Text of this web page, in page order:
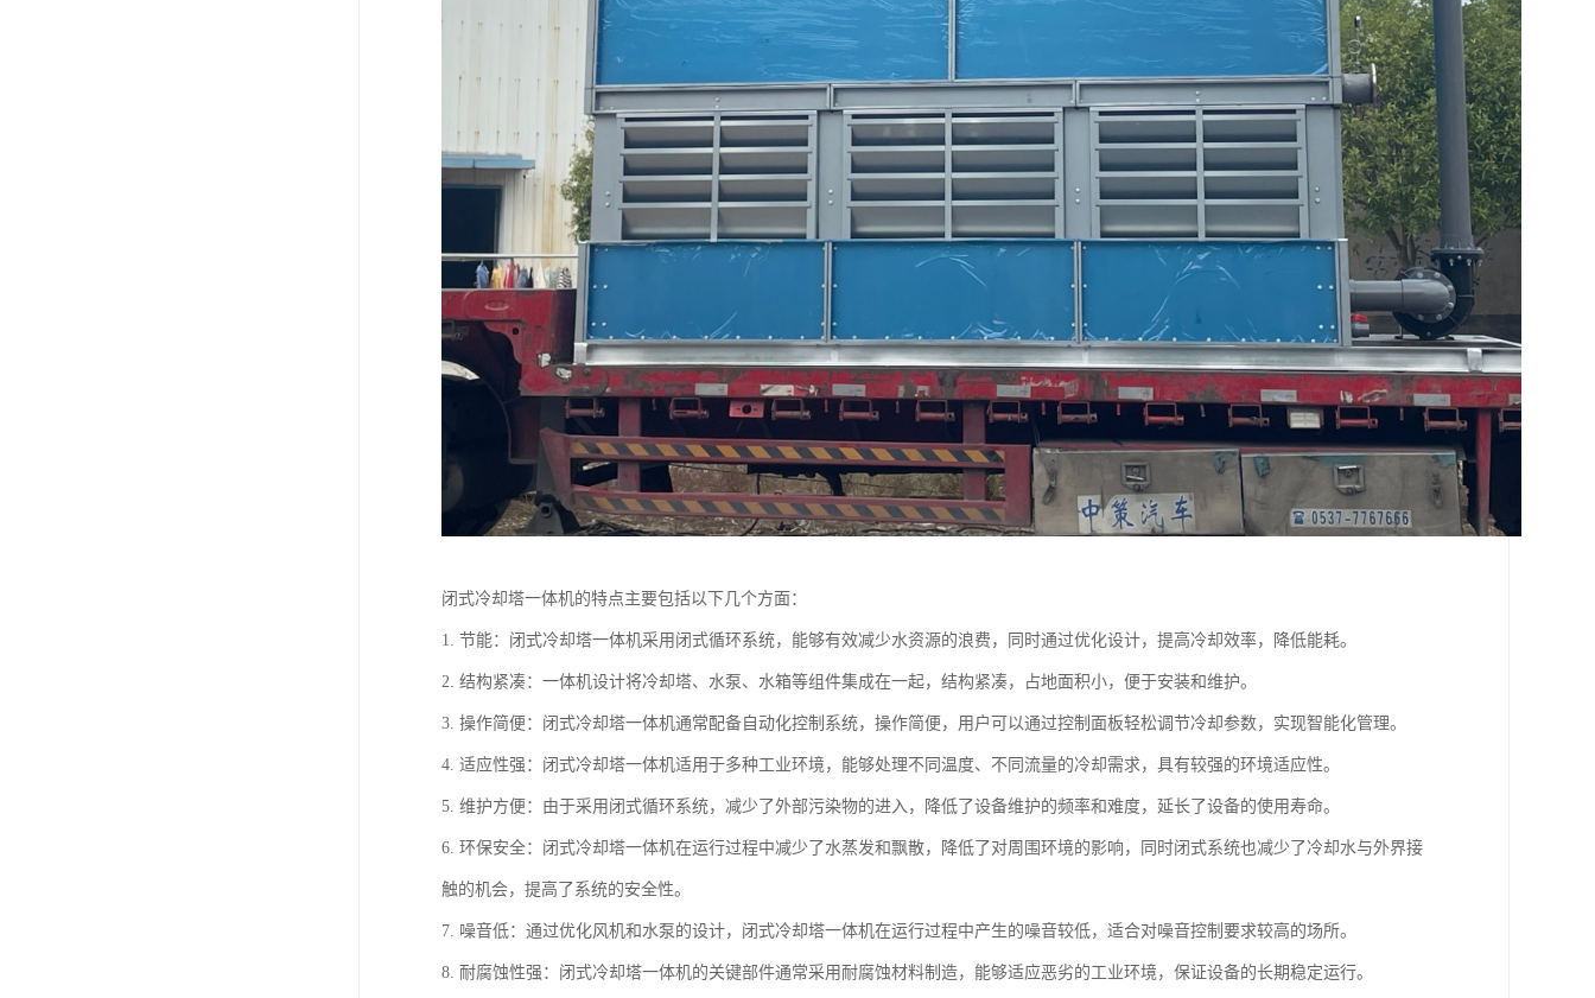
闭式冷却塔一体机的特点主要包括以下几个方面：
1. 节能：闭式冷却塔一体机采用闭式循环系统，能够有效减少水资源的浪费，同时通过优化设计，提高冷却效率，降低能耗。
2. 结构紧凑：一体机设计将冷却塔、水泵、水箱等组件集成在一起，结构紧凑，占地面积小，便于安装和维护。
3. 操作简便：闭式冷却塔一体机通常配备自动化控制系统，操作简便，用户可以通过控制面板轻松调节冷却参数，实现智能化管理。
4. 适应性强：闭式冷却塔一体机适用于多种工业环境，能够处理不同温度、不同流量的冷却需求，具有较强的环境适应性。
5. 维护方便：由于采用闭式循环系统，减少了外部污染物的进入，降低了设备维护的频率和难度，延长了设备的使用寿命。
6. 环保安全：闭式冷却塔一体机在运行过程中减少了水蒸发和飘散，降低了对周围环境的影响，同时闭式系统也减少了冷却水与外界接
触的机会，提高了系统的安全性。
7. 噪音低：通过优化风机和水泵的设计，闭式冷却塔一体机在运行过程中产生的噪音较低，适合对噪音控制要求较高的场所。
8. 耐腐蚀性强：闭式冷却塔一体机的关键部件通常采用耐腐蚀材料制造，能够适应恶劣的工业环境，保证设备的长期稳定运行。